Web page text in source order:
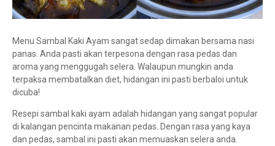
Menu Sambal Kaki Ayam sangat sedap dimakan bersama nasi
panas. Anda pasti akan terpesona dengan rasa pedas dan
aroma yang menggugah selera. Walaupun mungkin anda
terpaksa membatalkan diet, hidangan ini pasti berbaloi untuk
dicuba!
Resepi sambal kaki ayam adalah hidangan yang sangat popular
di kalangan pencinta makanan pedas. Dengan rasa yang kaya
dan pedas, sambal ini pasti akan memuaskan selera anda.